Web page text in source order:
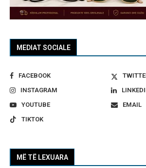
MEDIAT SOCIALE
FACEBOOK
INSTAGRAM
YOUTUBE
EMAIL
TIKTOK
MË TË LEXUARA